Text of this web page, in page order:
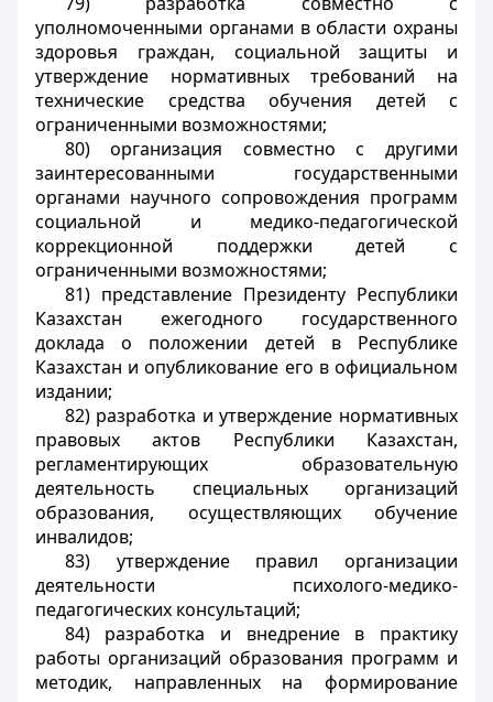
уполномоченными органами в области охраны
здоровья граждан, социальной защиты и
утверждение нормативных требований на
технические средства обучения детей с
ограниченными возможностями;
80) организация совместно с другими
заинтересованными государственными
органами научного сопровождения программ
социальной и медико-педагогической
коррекционной поддержки детей с
ограниченными возможностями;
81) представление Президенту Республики
Казахстан ежегодного государственного
доклада о положении детей в Республике
Казахстан и опубликование его в официальном
издании;
82) разработка и утверждение нормативных
правовых актов Республики Казахстан,
регламентирующих образовательную
деятельность специальных организаций
образования, осуществляющих обучение
инвалидов;
83) утверждение правил организации
деятельности психолого-медико-
педагогических консультаций;
84) разработка и внедрение в практику
работы организаций образования программ и
методик, направленных на формирование